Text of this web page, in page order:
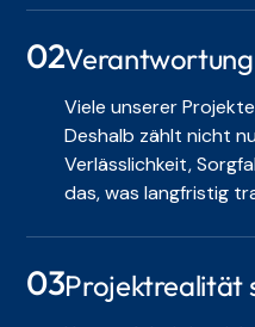
02
Viele unserer
Deshalb zählt nicht
Verlässlichkeit,
das, was langfristig
03Projektrealität